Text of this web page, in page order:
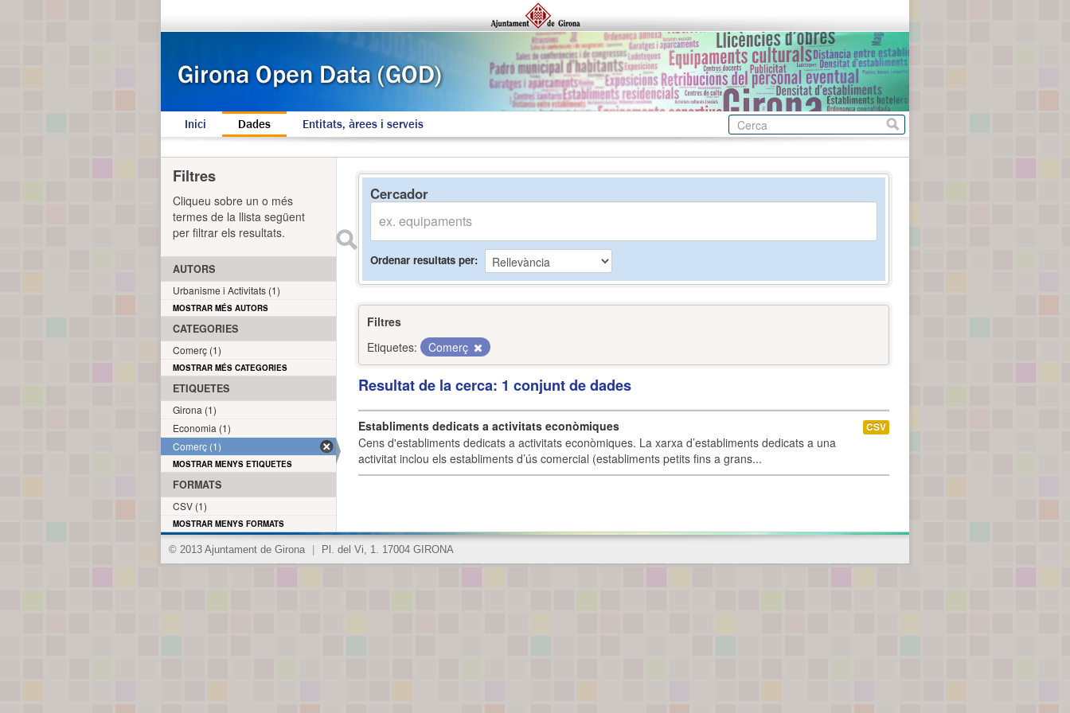
Inici Dades Entitats, àrees i serveis
Cercador
Ordenar resultats per
Filtres
Etiquetes:
Comerç
Resultat de la cerca: 1 conjunt de dades
Establiments dedicats a activitats econòmiques
Cens d'establiments dedicats a activitats econòmiques. La xarxa d’establiments dedicats a una
activitat inclou els establiments d’ús comercial (establiments petits fins a grans...
CSV
Filtres
Cliqueu sobre un o més
termes de la llista següent
per filtrar els resultats.
AUTORS
Urbanisme i Activitats (1)
MOSTRAR MÉS AUTORS
CATEGORIES
Comerç (1)
MOSTRAR MÉS CATEGORIES
ETIQUETES
Girona (1)
Economia (1)
Comerç (1)
MOSTRAR MENYS ETIQUETES
FORMATS
CSV (1)
MOSTRAR MENYS FORMATS
© 2013 Ajuntament de Girona Pl. del Vi, 1. 17004 GIRONA